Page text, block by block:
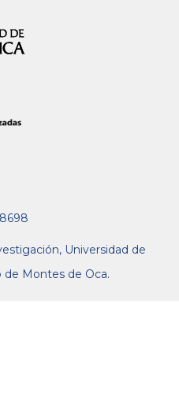
8698
Universidad de
de Montes de Oca.